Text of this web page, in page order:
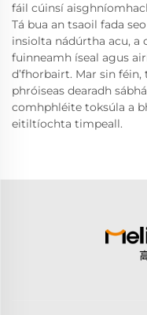
fáil cúinsí
Tá bua an tsaoil fada
insiolta nádúrtha acu, a
fuinneamh íseal agus
d’fhorbairt. Mar sin
phróiseas dearadh
comhphléite toksúla a
eitiltíochta timpeall.